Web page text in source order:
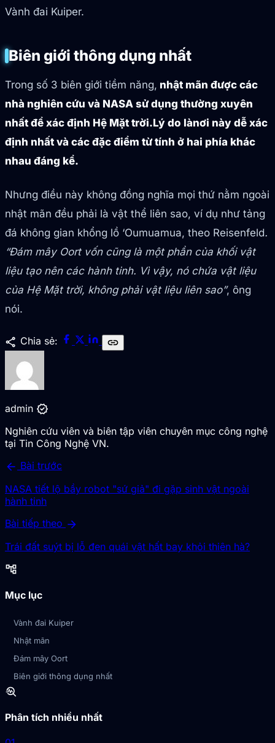
Vành đai Kuiper.
Biên giới thông dụng nhất
Trong số 3 biên giới tiềm năng, nhật mãn được các
nhà nghiên cứu và NASA sử dụng thường xuyên
nhất để xác định Hệ Mặt trời.Lý do lànơi này dễ xác
định nhất và các đặc điểm từ tính ở hai phía khác
nhau đáng kể.
Nhưng điều này không đồng nghĩa mọi thứ nằm ngoài
nhật mãn đều phải là vật thể liên sao, ví dụ như tảng
đá không gian khổng lồ ‘Oumuamua, theo Reisenfeld.
“Đám mây Oort vốn cũng là một phần của khối vật
liệu tạo nên các hành tinh. Vì vậy, nó chứa vật liệu
của Hệ Mặt trời, không phải vật liệu liên sao”, ông
nói.
share Chia sẻ: link
admin verified
Nghiên cứu viên và biên tập viên chuyên mục công nghệ
tại Tin Công Nghệ VN.
arrow_back Bài trước
NASA tiết lộ bầy robot "sứ giả" đi gặp sinh vật ngoài
hành tinh
Bài tiếp theo arrow_forward
Trái đất suýt bị lỗ đen quái vật hất bay khỏi thiên hà?
account_tree
Mục lục
Vành đai Kuiper
Nhật mãn
Đám mây Oort
Biên giới thông dụng nhất
troubleshoot
Phân tích nhiều nhất